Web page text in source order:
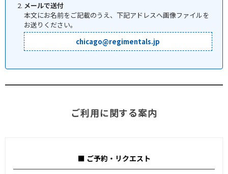
メールで送付
本文にお名前をご記載のうえ、下記アドレスへ画像ファイルを
お送りください。
chicago@regimentals.jp
ご利用に関する案内
■ ご予約・リクエスト